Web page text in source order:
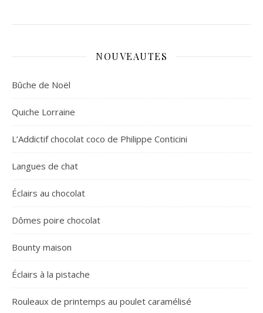
NOUVEAUTES
Bûche de Noël
Quiche Lorraine
L’Addictif chocolat coco de Philippe Conticini
Langues de chat
Éclairs au chocolat
Dômes poire chocolat
Bounty maison
Éclairs à la pistache
Rouleaux de printemps au poulet caramélisé